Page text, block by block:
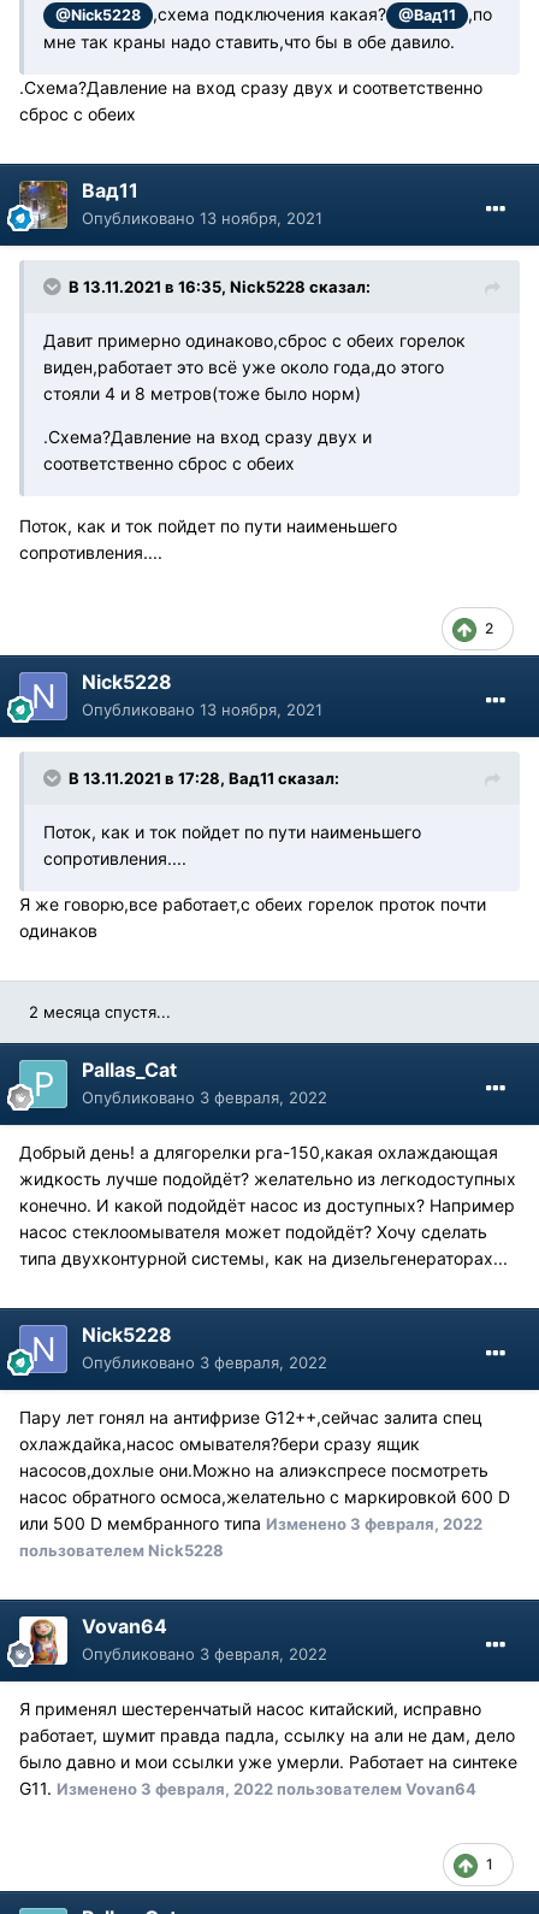
@Nick5228 ,схема подключения какая? @Вад11
,по
мне так краны надо ставить,что бы в обе давило.
.Схема?Давление на вход сразу двух и соответственно
сброс с обеих
Вад11
Опубликовано 13 ноября, 2021
В 13.11.2021 в 16:35, Nick5228 сказал:
Давит примерно одинаково,сброс с обеих горелок
виден,работает это всё уже около года,до этого
стояли 4 и 8 метров(тоже было норм)
.Схема?Давление на вход сразу двух и
соответственно сброс с обеих
Поток, как и ток пойдет по пути наименьшего
сопротивления....
2
Nick5228
Опубликовано 13 ноября, 2021
В 13.11.2021 в 17:28, Вад11 сказал:
Поток, как и ток пойдет по пути наименьшего
сопротивления....
Я же говорю,все работает,с обеих горелок проток почти
одинаков
2 месяца спустя...
Pallas_Cat
Опубликовано 3 февраля, 2022
Добрый день! а длягорелки рга-150,какая охлаждающая
жидкость лучше подойдёт? желательно из легкодоступных
конечно. И какой подойдёт насос из доступных? Например
насос стеклоомывателя может подойдёт? Хочу сделать
типа двухконтурной системы, как на дизельгенераторах...
Nick5228
Опубликовано 3 февраля, 2022
Пару лет гонял на антифризе G12++,сейчас залита спец
охлаждайка,насос омывателя?бери сразу ящик
насосов,дохлые они.Можно на алиэкспресе посмотреть
насос обратного осмоса,желательно с маркировкой 600 D
или 500 D мембранного типа Изменено 3 февраля, 2022
пользователем Nick5228
Vovan64
Опубликовано 3 февраля, 2022
Я применял шестеренчатый насос китайский, исправно
работает, шумит правда падла, ссылку на али не дам, дело
было давно и мои ссылки уже умерли. Работает на синтеке
G11. Изменено 3 февраля, 2022пользователем Vovan64
1